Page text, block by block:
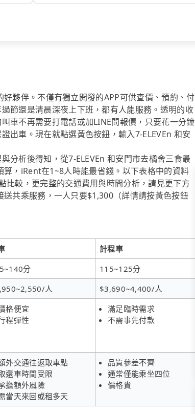
夥伴。不僅有獨立開發的APP可供查價、預約、付
節還是清晨深夜上下班，都有人能服務。透明的收
車不再需要打電話或加LINE問報價，只要花一分鐘
出車。現在就點選黃色按鈕，輸入7-ELEVEn 和安
分析後得知，從7-ELEVEn 和安門市去橘舍三食最
，iRent在1~8人時能最省錢。以下表格中的資料
比較，更完整的交通費用與時間分析，請見更下方
共乘服務，一人只要$1,300（詳情請按黃色按鈕
計程車
分
115~125分
人
$3,690~4,400/人
格便宜
程彈性
滿足臨時需求
不需事先付款
外交通往返取車點
還車時間受限
擔額外風險
當天來回或租多天
品質參差不齊
通常僅能乘坐四位
價格貴